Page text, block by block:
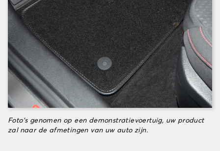
Foto's genomen op een demonstratievoertuig, uw product
zal naar de afmetingen van uw auto zijn.